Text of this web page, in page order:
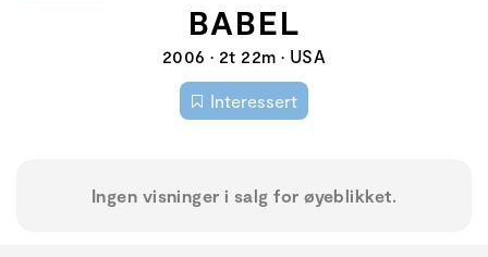
BABEL
2006 • 2t 22m • USA
Interessert
Ingen visninger i salg for øyeblikket.